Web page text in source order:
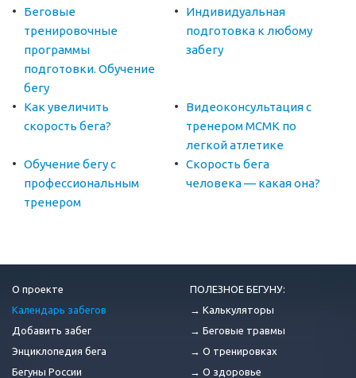
Беговые
тренировочные
программы
подготовки. Обучение
бегу
Индивидуальная
подготовка к любому
забегу
Как увеличить
скорость бега?
Видеоконсультация с
тренером МСМК по
легкой атлетике
Обучение бегу с
профессиональным
тренером
Скорость бега
человека — какая она?
О проекте
Календарь забегов
Добавить забег
Энциклопедия бега
Бегуны России
ПОЛЕЗНОЕ БЕГУНУ:
→ Калькуляторы
→ Беговые травмы
→ О тренировках
→ О здоровье